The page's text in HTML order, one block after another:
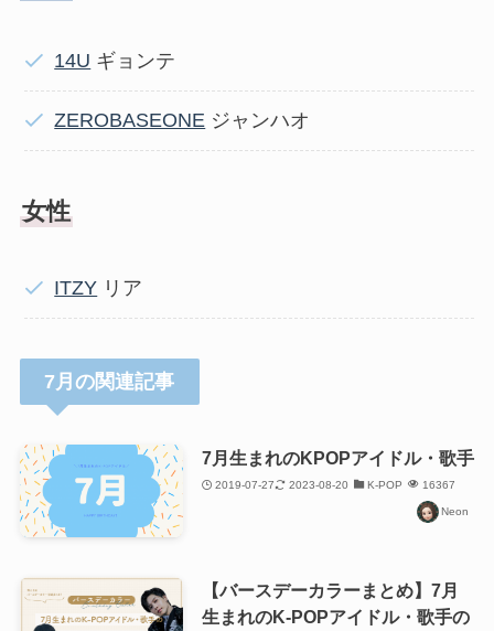
14U ギョンテ
ZEROBASEONE ジャンハオ
女性
ITZY リア
7月の関連記事
7月生まれのKPOPアイドル・歌手
2019-07-27 2023-08-20 K-POP 16367
Neon
【バースデーカラーまとめ】7月
生まれのK-POPアイドル・歌手の